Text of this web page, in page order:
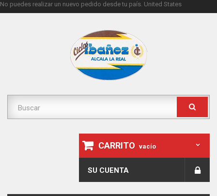
No puedes realizar un nuevo pedido desde tu país. United States
CARRITO vacío
SU CUENTA